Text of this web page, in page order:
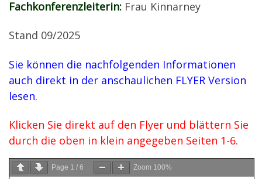
Fachkonferenzleiterin: Frau Kinnarney
Stand 09/2025
Sie können die nachfolgenden Informationen
auch direkt in der anschaulichen FLYER Version
lesen.
Klicken Sie direkt auf den Flyer und blättern Sie
durch die oben in klein angegeben Seiten 1-6.
Page 1 / 6 Zoom 100%